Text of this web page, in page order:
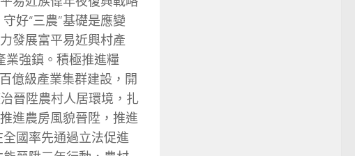
好“三農”基礎是應變
發展富平易近興村產
業強鎮。積極推進糧
億級產業集群建設，開
晉陞農村人居環境，扎
進農房風貌晉陞，推進
國率先通過立法促進